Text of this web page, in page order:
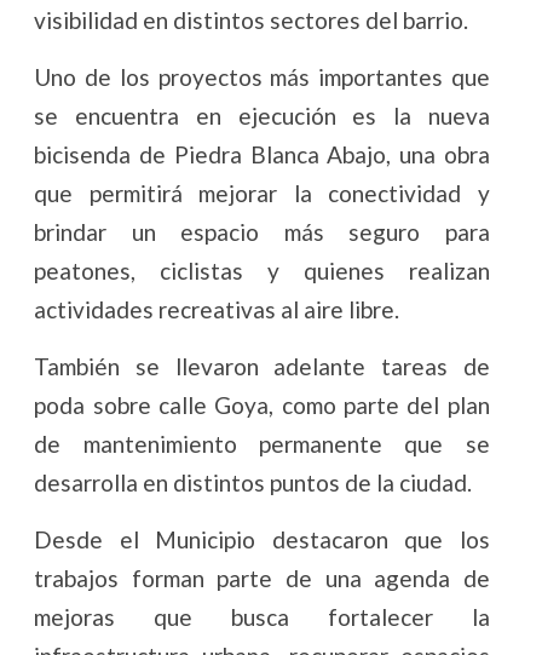
visibilidad en distintos sectores del barrio.
Uno de los proyectos más importantes que
se encuentra en ejecución es la nueva
bicisenda de Piedra Blanca Abajo, una obra
que permitirá mejorar la conectividad y
brindar un espacio más seguro para
peatones, ciclistas y quienes realizan
actividades recreativas al aire libre.
También se llevaron adelante tareas de
poda sobre calle Goya, como parte del plan
de mantenimiento permanente que se
desarrolla en distintos puntos de la ciudad.
Desde el Municipio destacaron que los
trabajos forman parte de una agenda de
mejoras que busca fortalecer la